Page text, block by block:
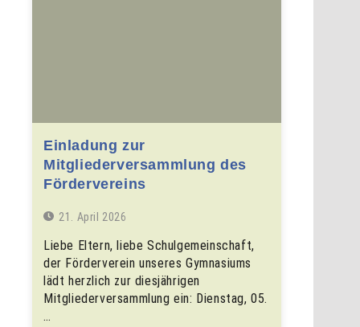
Einladung zur
Mitgliederversammlung des
Fördervereins
21. April 2026
Liebe Eltern, liebe Schulgemeinschaft,
der Förderverein unseres Gymnasiums
lädt herzlich zur diesjährigen
Mitgliederversammlung ein: Dienstag, 05.
…